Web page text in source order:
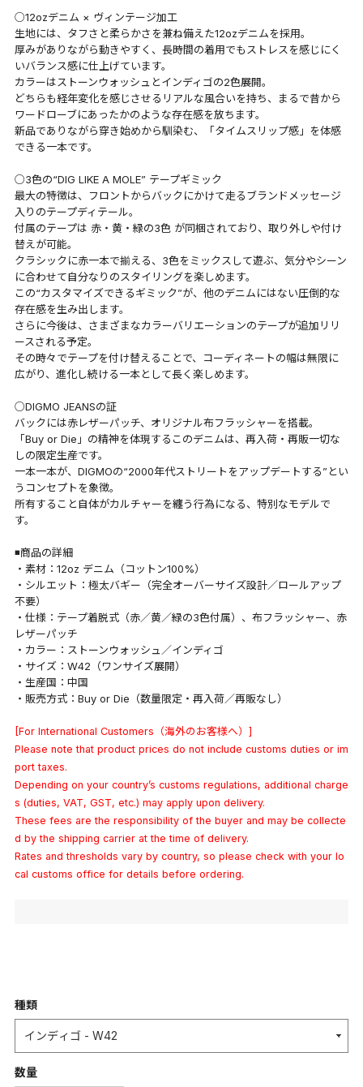
○12ozデニム × ヴィンテージ加工
生地には、タフさと柔らかさを兼ね備えた12ozデニムを採用。
厚みがありながら動きやすく、長時間の着用でもストレスを感じにく
いバランス感に仕上げています。
カラーはストーンウォッシュとインディゴの2色展開。
どちらも経年変化を感じさせるリアルな風合いを持ち、まるで昔から
ワードローブにあったかのような存在感を放ちます。
新品でありながら穿き始めから馴染む、「タイムスリップ感」を体感
できる一本です。
○3色の“DIG LIKE A MOLE” テープギミック
最大の特徴は、フロントからバックにかけて走るブランドメッセージ
入りのテープディテール。
付属のテープは 赤・黄・緑の3色 が同梱されており、取り外しや付け
替えが可能。
クラシックに赤一本で揃える、3色をミックスして遊ぶ、気分やシーン
に合わせて自分なりのスタイリングを楽しめます。
この“カスタマイズできるギミック”が、他のデニムにはない圧倒的な
存在感を生み出します。
さらに今後は、さまざまなカラーバリエーションのテープが追加リリ
ースされる予定。
その時々でテープを付け替えることで、コーディネートの幅は無限に
広がり、進化し続ける一本として長く楽しめます。
○DIGMO JEANSの証
バックには赤レザーパッチ、オリジナル布フラッシャーを搭載。
「Buy or Die」の精神を体現するこのデニムは、再入荷・再販一切な
しの限定生産です。
一本一本が、DIGMOの“2000年代ストリートをアップデートする”とい
うコンセプトを象徴。
所有すること自体がカルチャーを纏う行為になる、特別なモデルで
す。
◾️商品の詳細
・素材：12oz デニム（コットン100%）
・シルエット：極太バギー（完全オーバーサイズ設計／ロールアップ
不要）
・仕様：テープ着脱式（赤／黄／緑の3色付属）、布フラッシャー、赤
レザーパッチ
・カラー：ストーンウォッシュ／インディゴ
・サイズ：W42（ワンサイズ展開）
・生産国：中国
・販売方式：Buy or Die（数量限定・再入荷／再販なし）
[For International Customers（海外のお客様へ）]
Please note that product prices do not include customs duties or im
port taxes.
Depending on your country’s customs regulations, additional charge
s (duties, VAT, GST, etc.) may apply upon delivery.
These fees are the responsibility of the buyer and may be collecte
d by the shipping carrier at the time of delivery.
Rates and thresholds vary by country, so please check with your lo
cal customs office for details before ordering.
種類
数量